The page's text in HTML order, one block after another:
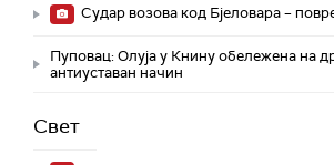
Судар возова код Бјеловара –
Пуповац: Олуја у Книну обележена на
антиуставан начин
Свет